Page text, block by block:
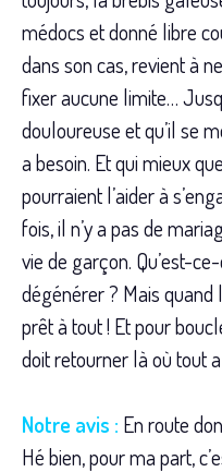
médocs et donné libre
dans son cas, revient à
fixer aucune limite…
douloureuse et qu’il se
a besoin. Et qui mieux
pourraient l’aider à
fois, il n’y a pas de
vie de garçon. Qu’est-
dégénérer ? Mais quand
prêt à tout ! Et pour
doit retourner là où tout
Notre avis : En route
Hé bien, pour ma part,